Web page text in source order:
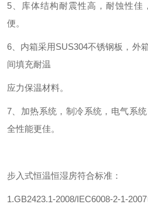
5、
库体结构耐震性高，耐蚀性佳
便。
6、 内箱采用SUS304不锈钢板，外
间填充耐温
应力保温材料。
7、加热系统，制冷系统，电气系
全性能更佳。
步入式恒温恒湿房符合标准 ：
1.GB2423.1-2008/IEC6008-2-1-